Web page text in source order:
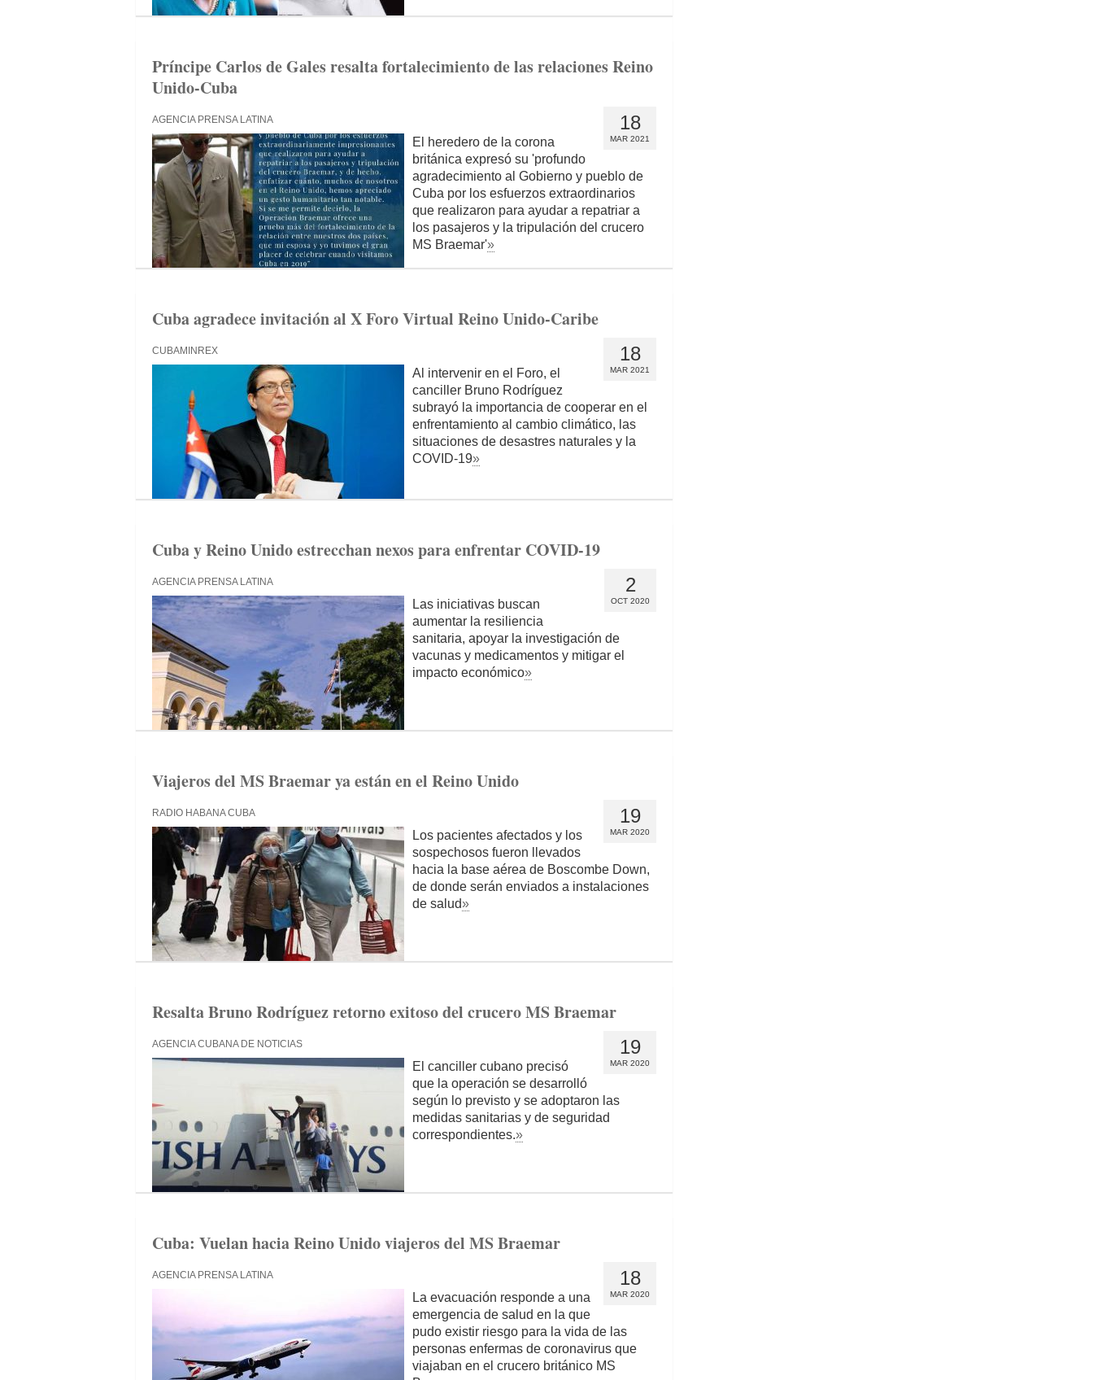
Príncipe Carlos de Gales resalta fortalecimiento de las relaciones Reino
Unido-Cuba
18
MAR 2021
AGENCIA PRENSA LATINA
El heredero de la corona
británica expresó su 'profundo
agradecimiento al Gobierno y pueblo de
Cuba por los esfuerzos extraordinarios
que realizaron para ayudar a repatriar a
los pasajeros y la tripulación del crucero
MS Braemar'»
Cuba agradece invitación al X Foro Virtual Reino Unido-Caribe
18
MAR 2021
CUBAMINREX
Al intervenir en el Foro, el
canciller Bruno Rodríguez
subrayó la importancia de cooperar en el
enfrentamiento al cambio climático, las
situaciones de desastres naturales y la
COVID-19»
Cuba y Reino Unido estrecchan nexos para enfrentar COVID-19
2
OCT 2020
AGENCIA PRENSA LATINA
Las iniciativas buscan
aumentar la resiliencia
sanitaria, apoyar la investigación de
vacunas y medicamentos y mitigar el
impacto económico»
Viajeros del MS Braemar ya están en el Reino Unido
19
MAR 2020
RADIO HABANA CUBA
Los pacientes afectados y los
sospechosos fueron llevados
hacia la base aérea de Boscombe Down,
de donde serán enviados a instalaciones
de salud»
Resalta Bruno Rodríguez retorno exitoso del crucero MS Braemar
19
MAR 2020
AGENCIA CUBANA DE NOTICIAS
El canciller cubano precisó
que la operación se desarrolló
según lo previsto y se adoptaron las
medidas sanitarias y de seguridad
correspondientes.»
Cuba: Vuelan hacia Reino Unido viajeros del MS Braemar
18
MAR 2020
AGENCIA PRENSA LATINA
La evacuación responde a una
emergencia de salud en la que
pudo existir riesgo para la vida de las
personas enfermas de coronavirus que
viajaban en el crucero británico MS